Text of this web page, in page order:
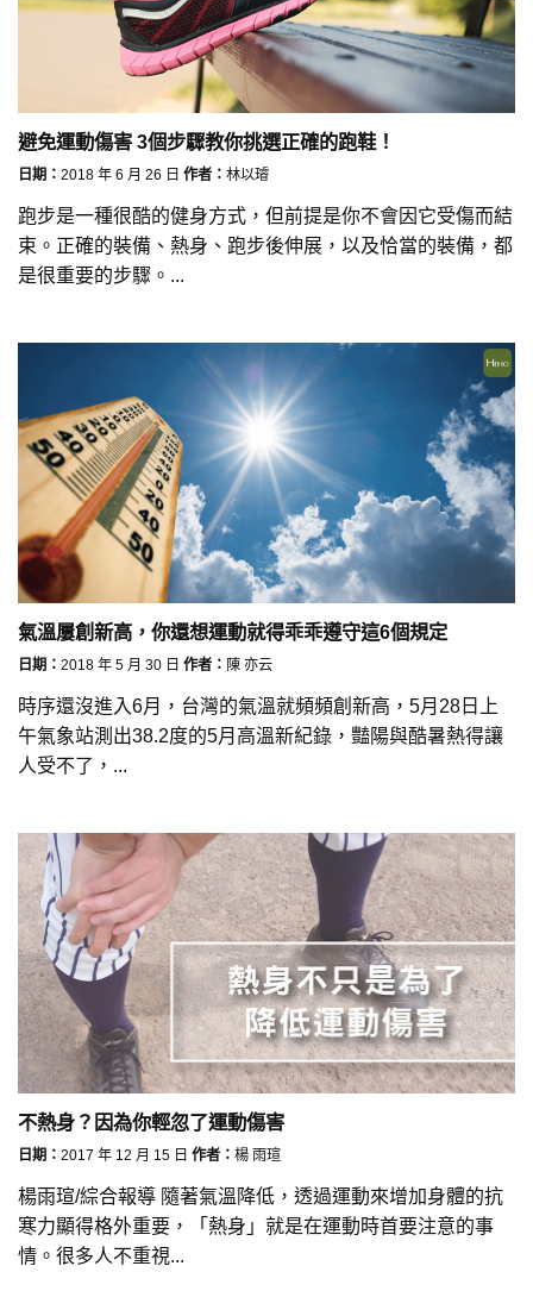
避免運動傷害 3個步驟教你挑選正確的跑鞋！
日期： 2018 年 6 月 26 日 作者： 林以璿
跑步是一種很酷的健身方式，但前提是你不會因它受傷而結
束。正確的裝備、熱身、跑步後伸展，以及恰當的裝備，都
是很重要的步驟。...
氣溫屢創新高，你還想運動就得乖乖遵守這6個規定
日期： 2018 年 5 月 30 日 作者： 陳 亦云
時序還沒進入6月，台灣的氣溫就頻頻創新高，5月28日上
午氣象站測出38.2度的5月高溫新紀錄，豔陽與酷暑熱得讓
人受不了，...
不熱身？因為你輕忽了運動傷害
日期： 2017 年 12 月 15 日 作者： 楊 雨瑄
楊雨瑄/綜合報導 隨著氣溫降低，透過運動來增加身體的抗
寒力顯得格外重要，「熱身」就是在運動時首要注意的事
情。很多人不重視...